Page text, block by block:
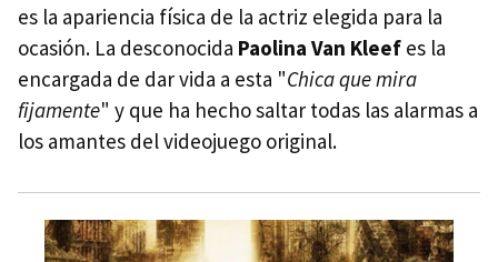
es la apariencia física de la actriz elegida para la
ocasión. La desconocida Paolina Van Kleef es la
encargada de dar vida a esta "Chica que mira
fijamente" y que ha hecho saltar todas las alarmas a
los amantes del videojuego original.